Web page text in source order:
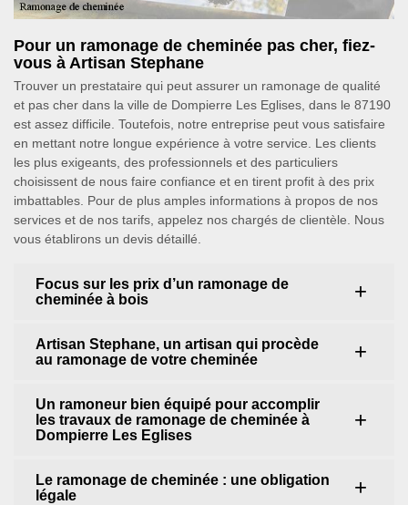
Pour un ramonage de cheminée pas cher, fiez-
vous à Artisan Stephane
Trouver un prestataire qui peut assurer un ramonage de qualité
et pas cher dans la ville de Dompierre Les Eglises, dans le 87190
est assez difficile. Toutefois, notre entreprise peut vous satisfaire
en mettant notre longue expérience à votre service. Les clients
les plus exigeants, des professionnels et des particuliers
choisissent de nous faire confiance et en tirent profit à des prix
imbattables. Pour de plus amples informations à propos de nos
services et de nos tarifs, appelez nos chargés de clientèle. Nous
vous établirons un devis détaillé.
Focus sur les prix d’un ramonage de
cheminée à bois
Artisan Stephane, un artisan qui procède
au ramonage de votre cheminée
Un ramoneur bien équipé pour accomplir
les travaux de ramonage de cheminée à
Dompierre Les Eglises
Le ramonage de cheminée : une obligation
légale